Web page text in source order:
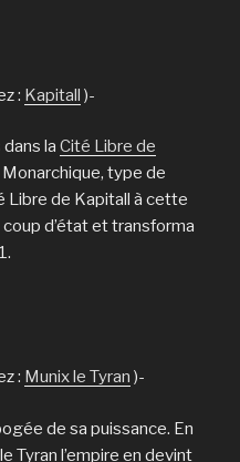
: Kapitall )-
la Cité Libre de
Monarchique, type de
Libre de Kapitall à cette
d’état et transforma
: Munix le Tyran )-
de sa puissance. En
Tyran l’empire en devint